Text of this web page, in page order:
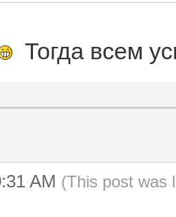
Тогда всем
AM (This post was